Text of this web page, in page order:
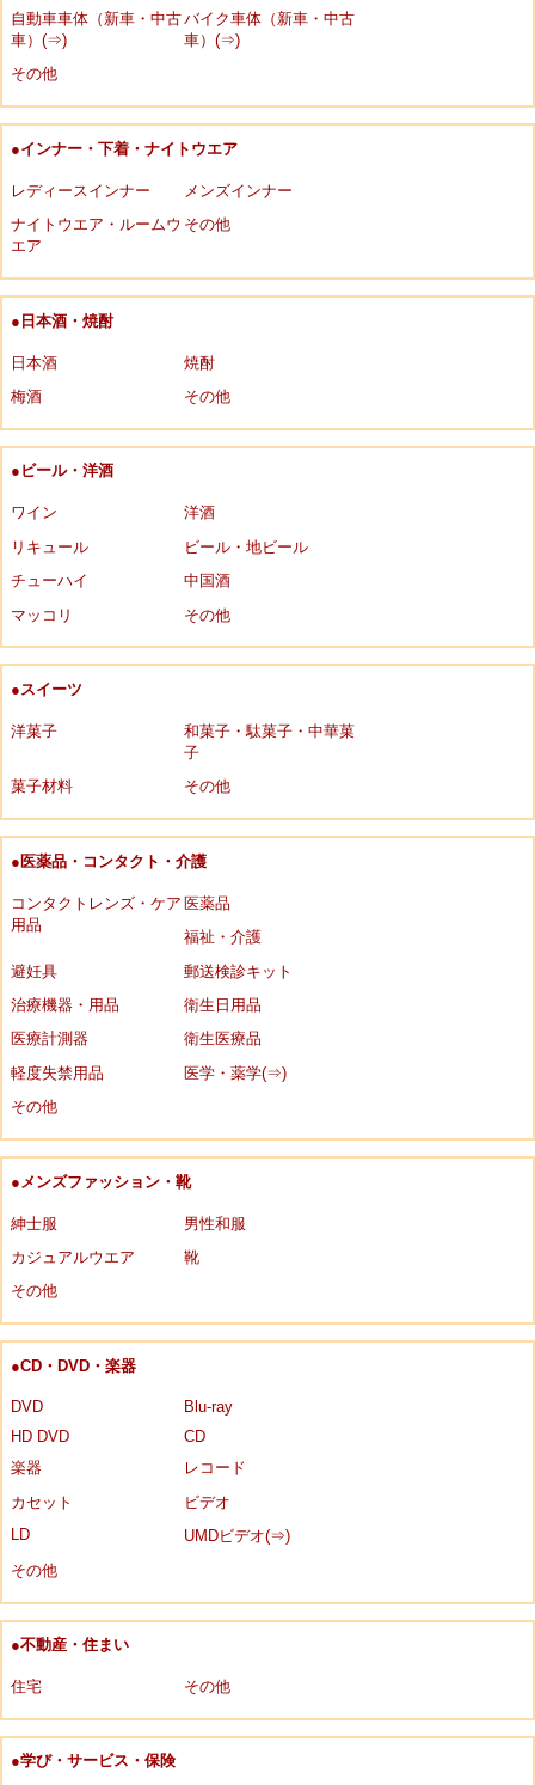
自動車車体（新車・中古
車）(⇒)
バイク車体（新車・中古
車）(⇒)
その他
●インナー・下着・ナイトウエア
レディースインナー
メンズインナー
ナイトウエア・ルームウ
エア
その他
●日本酒・焼酎
日本酒
焼酎
梅酒
その他
●ビール・洋酒
ワイン
洋酒
リキュール
ビール・地ビール
チューハイ
中国酒
マッコリ
その他
●スイーツ
洋菓子
和菓子・駄菓子・中華菓
子
菓子材料
その他
●医薬品・コンタクト・介護
コンタクトレンズ・ケア
用品
医薬品
福祉・介護
避妊具
郵送検診キット
治療機器・用品
衛生日用品
医療計測器
衛生医療品
軽度失禁用品
医学・薬学(⇒)
その他
●メンズファッション・靴
紳士服
男性和服
カジュアルウエア
靴
その他
●CD・DVD・楽器
DVD
Blu-ray
HD DVD
CD
楽器
レコード
カセット
ビデオ
LD
UMDビデオ(⇒)
その他
●不動産・住まい
住宅 その他
●学び・サービス・保険